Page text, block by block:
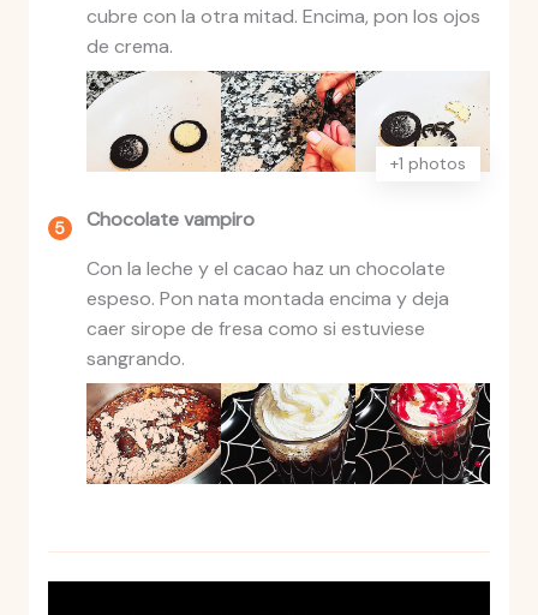
cubre con la otra mitad. Encima, pon los ojos
de crema.
+1 photos
Chocolate vampiro
Con la leche y el cacao haz un chocolate
espeso. Pon nata montada encima y deja
caer sirope de fresa como si estuviese
sangrando.